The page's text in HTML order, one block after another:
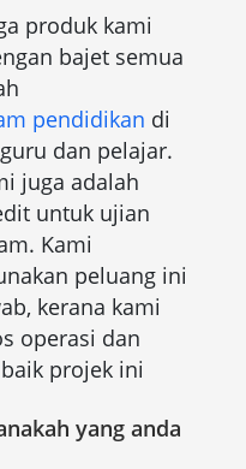
produk kami
bajet semua
pendidikan di
dan pelajar.
juga adalah
untuk ujian
Kami
peluang ini
kerana kami
operasi dan
projek ini
yang anda